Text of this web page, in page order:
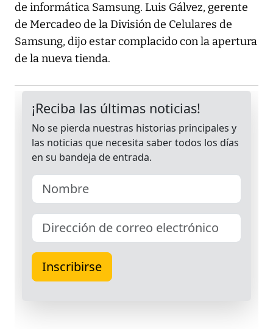
de informática Samsung. Luis Gálvez, gerente
de Mercadeo de la División de Celulares de
Samsung, dijo estar complacido con la apertura
de la nueva tienda.